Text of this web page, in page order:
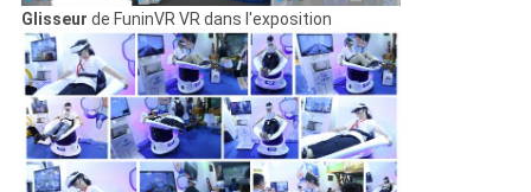
Glisseur de FuninVR VR dans l'exposition